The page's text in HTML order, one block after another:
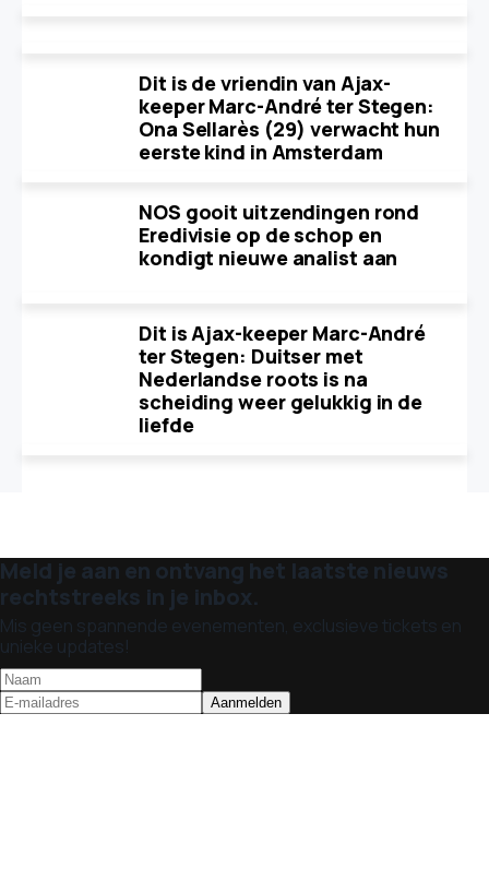
Dit is de vriendin van Ajax-
keeper Marc-André ter Stegen:
Ona Sellarès (29) verwacht hun
eerste kind in Amsterdam
NOS gooit uitzendingen rond
Eredivisie op de schop en
kondigt nieuwe analist aan
Dit is Ajax-keeper Marc-André
ter Stegen: Duitser met
Nederlandse roots is na
scheiding weer gelukkig in de
liefde
Meld je aan en ontvang het laatste nieuws
rechtstreeks in je inbox.
Mis geen spannende evenementen, exclusieve tickets en
unieke updates!